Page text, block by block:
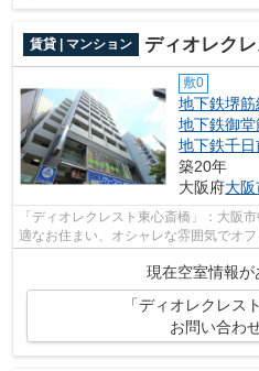
賃貸 | マンション ディオレク
敷0
地下鉄堺筋
地下鉄御堂
地下鉄千日
築20年
大阪府大
「ディオレクレスト東心斎橋」：大阪
適なお住まい、オシャレな雰囲気でオ
が無料なので月々の費用を抑えること...
現在空室情報が
「ディオレクレス
お問い合わ